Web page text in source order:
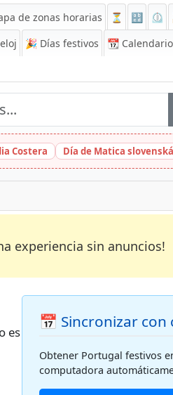
de zonas horarias ⏳ 🔡 ⏲️
🎉 Días festivos 📆 Calendario
Costera Día de Matica slovenská
experiencia sin anuncios!
es
📅 Sincronizar con
Obtener Portugal festivos
computadora